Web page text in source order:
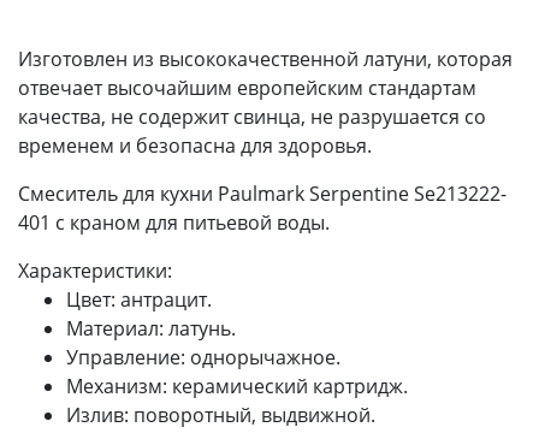
Изготовлен из высококачественной латуни, которая
отвечает высочайшим европейским стандартам
качества, не содержит свинца, не разрушается со
временем и безопасна для здоровья.
Смеситель для кухни Paulmark Serpentine Se213222-
401 с краном для питьевой воды.
Характеристики:
Цвет: антрацит.
Материал: латунь.
Управление: однорычажное.
Механизм: керамический картридж.
Излив: поворотный, выдвижной.